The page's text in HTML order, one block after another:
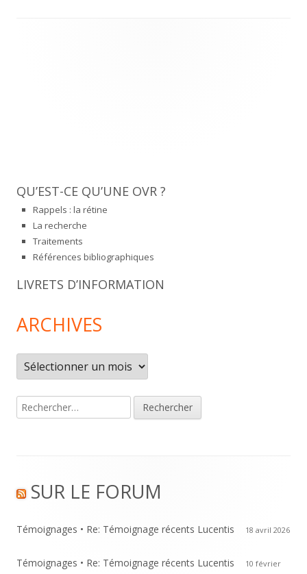
QU’EST-CE QU’UNE OVR ?
Rappels : la rétine
La recherche
Traitements
Références bibliographiques
LIVRETS D’INFORMATION
ARCHIVES
Archives
Rechercher :
Content
SUR LE FORUM
Témoignages • Re: Témoignage récents Lucentis 18 avril 2026
Témoignages • Re: Témoignage récents Lucentis
10 février